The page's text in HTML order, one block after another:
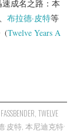
成名之路：本
、布拉德·皮特等
(Twelve Years A
, TWELVE
·皮特,本尼迪克特·